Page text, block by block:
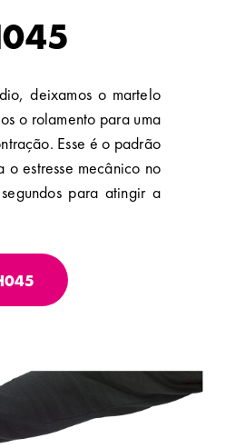
deixamos o martelo
o rolamento para uma
Esse é o padrão
estresse mecânico no
para atingir a